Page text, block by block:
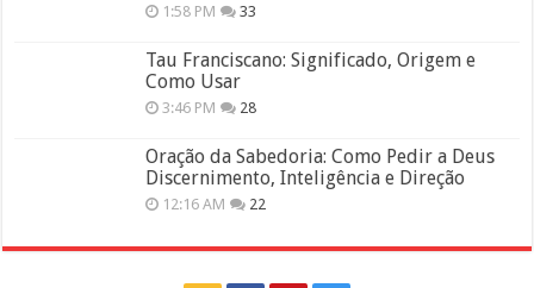
1:58 PM 33
Tau Franciscano: Significado, Origem e
Como Usar
3:46 PM 28
Oração da Sabedoria: Como Pedir a Deus
Discernimento, Inteligência e Direção
12:16 AM 22